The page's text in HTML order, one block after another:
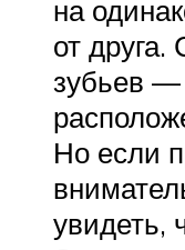
на
от
зубьев —
Но если
увидеть,